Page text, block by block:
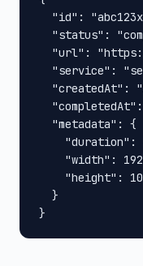
"id":
"status":
"url":
"service":
"createdAt":
  "metadata": {
"duration":
"width":
"height":
  }
}